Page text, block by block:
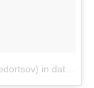
in data: